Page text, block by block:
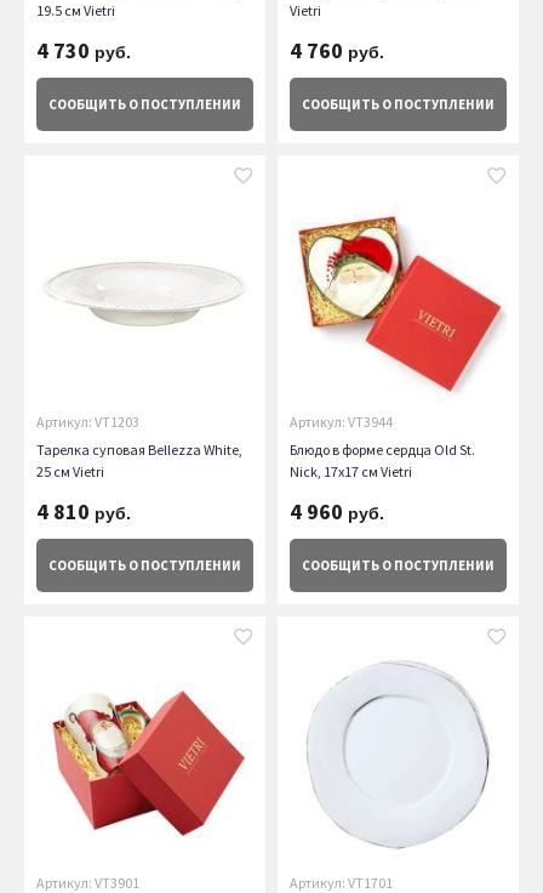
19.5 см Vietri
4 730 руб.
СООБЩИТЬ О ПОСТУПЛЕНИИ
Vietri
4 760 руб.
СООБЩИТЬ О ПОСТУПЛЕНИИ
Артикул: VT1203
Тарелка суповая Bellezza White,
25 см Vietri
4 810 руб.
СООБЩИТЬ О ПОСТУПЛЕНИИ
Артикул: VT3944
Блюдо в форме сердца Old St.
Nick, 17х17 см Vietri
4 960 руб.
СООБЩИТЬ О ПОСТУПЛЕНИИ
Артикул: VT3901
Артикул: VT1701